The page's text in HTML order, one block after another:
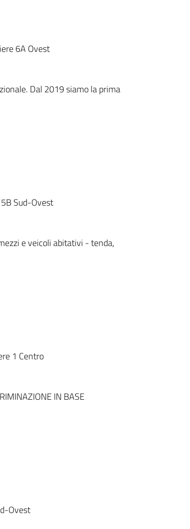
6A Ovest
Dal 2019 siamo la prima
Sud-Ovest
e veicoli abitativi - tenda,
1 Centro
IN BASE
Ovest